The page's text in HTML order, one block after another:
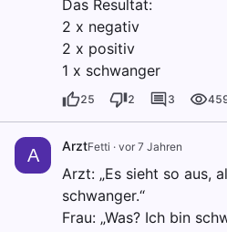
Das Resultat:
2 x negativ
2 x positiv
1 x schwanger
25 2 3
A ArztFetti · vor 7 Jahren
Arzt: „Es sieht so aus,
schwanger.“
Frau: „Was? Ich bin